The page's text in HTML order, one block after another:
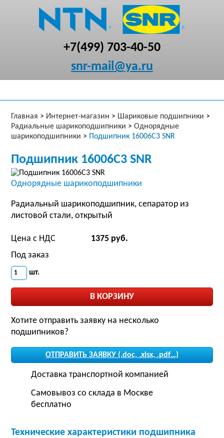
+7(499) 703-40-50
snr-mail@ya.ru
Главная > Интернет-магазин > Шариковые подшипники >
Радиальные шарикоподшипники > Однорядные
шарикоподшипники > Подшипник 16006C3 SNR
Подшипник 16006C3 SNR
Однорядные шарикоподшипники
Радиальный шарикоподшипник, сепаратор из
листовой стали, открытый
Цена с НДС
1375 руб.
Под заказ
шт.
Хотите отправить заявку на несколько
подшипников?
ОТПРАВИТЬ ЗАЯВКУ (.doc, .xlsx, .pdf…)
Доставка транспортной компанией
Самовывоз со склада в Москве
бесплатно
Технические характеристики подшипника